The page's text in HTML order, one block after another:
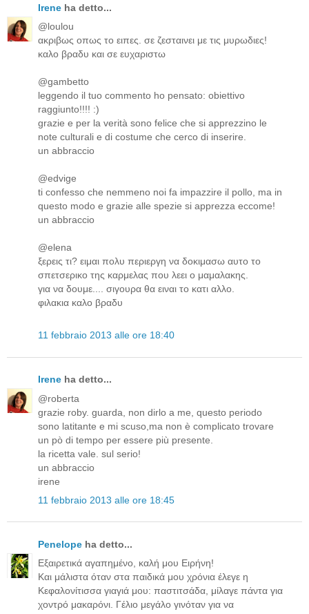
Irene ha detto...
@loulou
ακριβως οπως το ειπες. σε ζεσταινει με τις μυρωδιες!
καλο βραδυ και σε ευχαριστω
@gambetto
leggendo il tuo commento ho pensato: obiettivo
raggiunto!!!! :)
grazie e per la verità sono felice che si apprezzino le
note culturali e di costume che cerco di inserire.
un abbraccio
@edvige
ti confesso che nemmeno noi fa impazzire il pollo, ma in
questo modo e grazie alle spezie si apprezza eccome!
un abbraccio
@elena
ξερεις τι? ειμαι πολυ περιεργη να δοκιμασω αυτο το
σπετσερικο της καρμελας που λεει ο μαμαλακης.
για να δουμε.... σιγουρα θα ειναι το κατι αλλο.
φιλακια καλο βραδυ
11 febbraio 2013 alle ore 18:40
Irene ha detto...
@roberta
grazie roby. guarda, non dirlo a me, questo periodo
sono latitante e mi scuso,ma non è complicato trovare
un pò di tempo per essere più presente.
la ricetta vale. sul serio!
un abbraccio
irene
11 febbraio 2013 alle ore 18:45
Penelope ha detto...
Εξαιρετικά αγαπημένο, καλή μου Ειρήνη!
Και μάλιστα όταν στα παιδικά μου χρόνια έλεγε η
Κεφαλoνίτισσα γιαγιά μου: παστιτσάδα, μίλαγε πάντα για
χοντρό μακαρόνι. Γέλιο μεγάλο γινόταν για να